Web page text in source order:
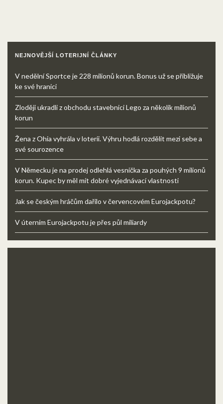
NEJNOVĚJŠÍ LOTERIJNÍ ČLÁNKY
V nedělní Sportce je 228 milionů korun. Bonus už se přibližuje
ke své hranici
Zloději ukradli z obchodu stavebnici Lego za několik milionů
korun
Žena z Ohia vyhrála v loterii. Výhru hodlá rozdělit mezi sebe a
své sourozence
V Německu je na prodej odlehlá vesnička za pouhých 9 milionů
korun. Kupec by měl mít dobré vyjednávací vlastnosti
Jak se českým hráčům dařilo v červencovém Eurojackpotu?
V úterním Eurojackpotu je přes půl miliardy